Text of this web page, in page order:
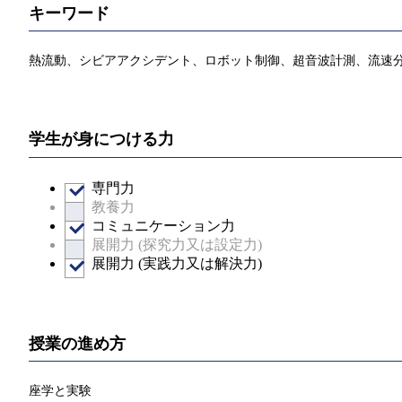
キーワード
熱流動、シビアアクシデント、ロボット制御、超⾳波計測、流速
学生が身につける力
専門力
教養力
コミュニケーション力
展開力 (探究力又は設定力)
展開力 (実践力又は解決力)
授業の進め方
座学と実験